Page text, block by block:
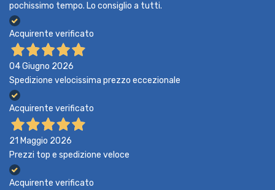
pochissimo tempo. Lo consiglio a tutti.
Acquirente verificato
04 Giugno 2026
Spedizione velocissima prezzo eccezionale
Acquirente verificato
21 Maggio 2026
Prezzi top e spedizione veloce
Acquirente verificato